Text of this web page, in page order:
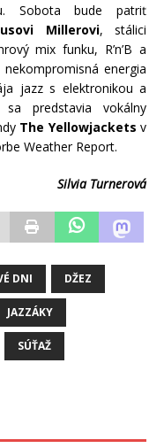
Sobota bude patriť
Millerovi, stálici
mix funku, R’n’B a
energia
jazz s elektronikou a
predstavia vokálny
The Yellowjackets v
Weather Report.
Silvia Turnerová
DNI DŽEZ
JAZZÁKY
SÚŤAŽ